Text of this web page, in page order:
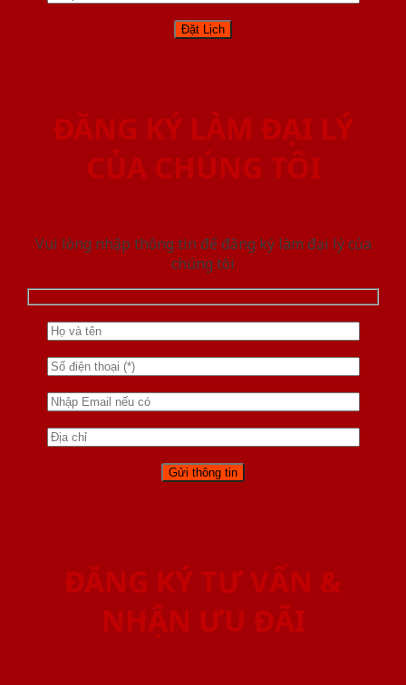
ĐĂNG KÝ LÀM ĐẠI LÝ
CỦA CHÚNG TÔI
Vui lòng nhập thông tin để đăng ký làm đại lý của
chúng tôi
ĐĂNG KÝ TƯ VẤN &
NHẬN ƯU ĐÃI